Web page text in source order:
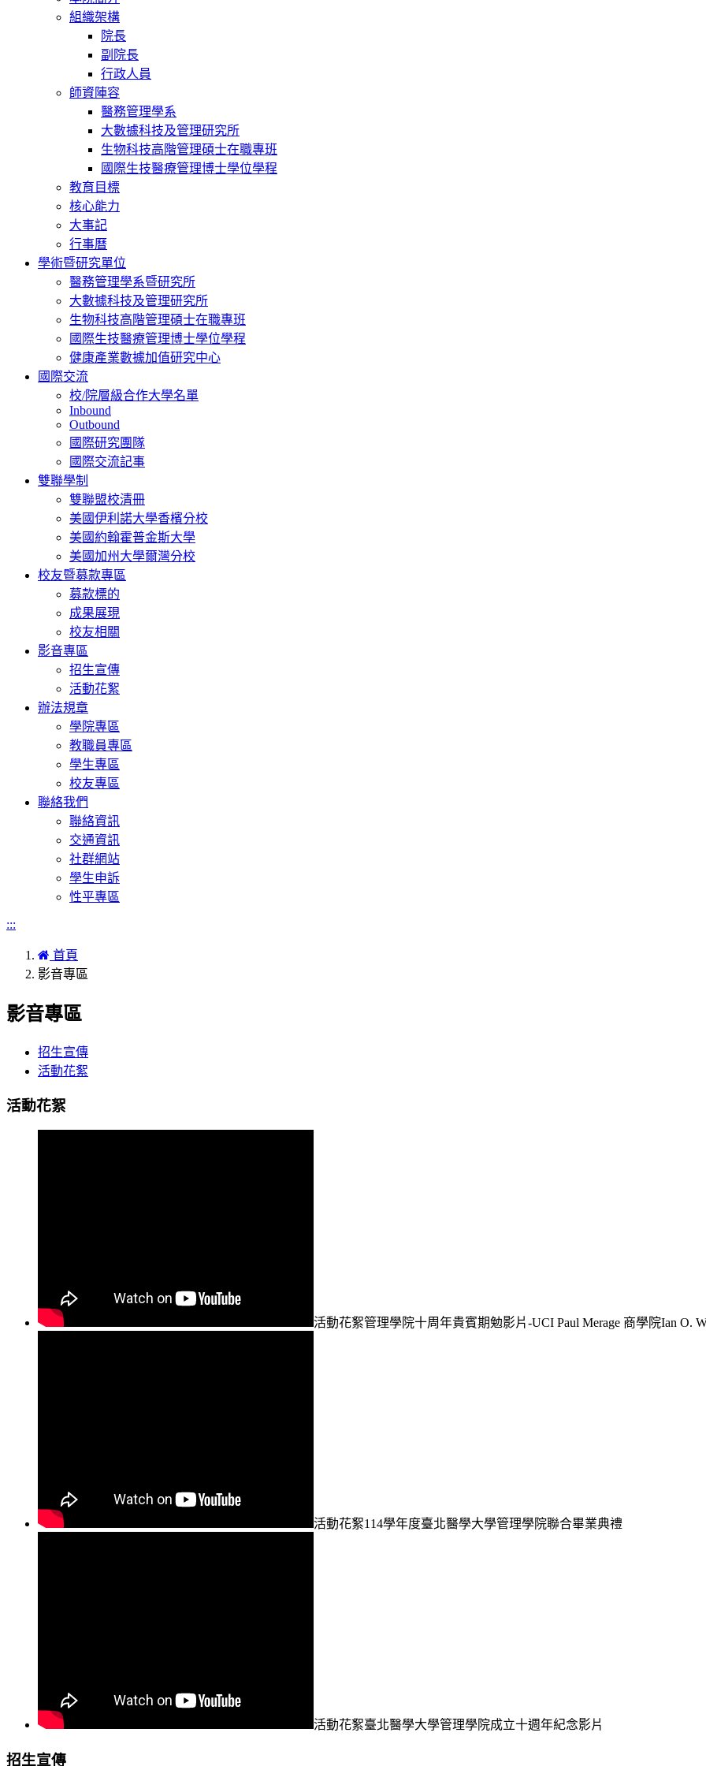
組織架構
院長
副院長
行政人員
師資陣容
醫務管理學系
大數據科技及管理研究所
生物科技高階管理碩士在職專班
國際生技醫療管理博士學位學程
教育目標
核心能力
大事記
行事曆
學術暨研究單位
醫務管理學系暨研究所
大數據科技及管理研究所
生物科技高階管理碩士在職專班
國際生技醫療管理博士學位學程
健康產業數據加值研究中心
國際交流
校/院層級合作大學名單
Inbound
Outbound
國際研究團隊
國際交流記事
雙聯學制
雙聯盟校清冊
美國伊利諾大學香檳分校
美國約翰霍普金斯大學
美國加州大學爾灣分校
校友暨募款專區
募款標的
成果展現
校友相關
影音專區
招生宣傳
活動花絮
辦法規章
學院專區
教職員專區
學生專區
校友專區
聯絡我們
聯絡資訊
交通資訊
社群網站
學生申訴
性平專區
:::
首頁
影音專區
影音專區
招生宣傳
活動花絮
活動花絮
活動花絮管理學院十周年貴賓期勉影片-UCI Paul Merage 商學院Ian O.
活動花絮114學年度臺北醫學大學管理學院聯合畢業典禮
活動花絮臺北醫學大學管理學院成立十週年紀念影片
招生宣傳